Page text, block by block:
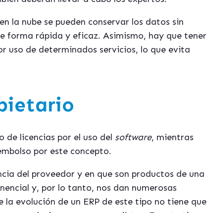
la nube se pueden conservar los datos sin
forma rápida y eficaz. Asimismo, hay que tener
uso de determinados servicios, lo que evita
de licencias por el uso del software, mientras
por este concepto.
del proveedor y en que son productos de una
y, por lo tanto, nos dan numerosas
evolución de un ERP de este tipo no tiene que